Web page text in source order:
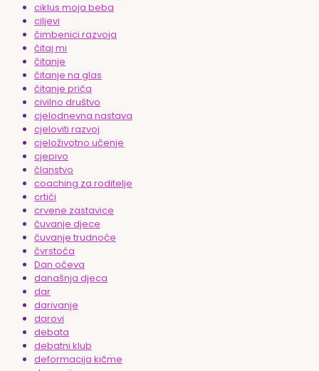
ciklus moja beba
ciljevi
čimbenici razvoja
čitaj mi
čitanje
čitanje na glas
čitanje priča
civilno društvo
cjelodnevna nastava
cjeloviti razvoj
cjeloživotno učenje
cjepivo
članstvo
coaching za roditelje
crtići
crvene zastavice
čuvanje djece
čuvanje trudnoće
čvrstoća
Dan očeva
današnja djeca
dar
darivanje
darovi
debata
debatni klub
deformacija kičme